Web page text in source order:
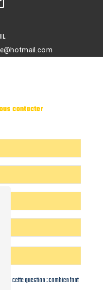
contacter
à cette question : combien font